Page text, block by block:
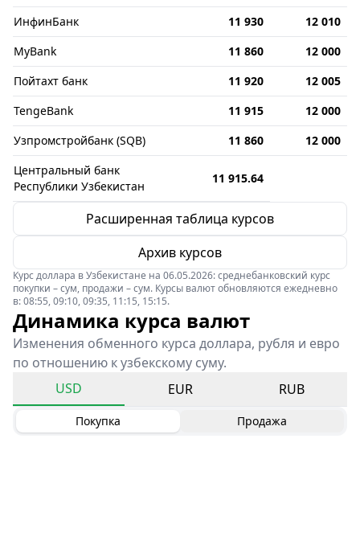
ИнфинБанк 11 930
12 010
MyBank
11 860
12 000
Пойтахт банк
11 920
12 005
TengeBank
11 915
12 000
Узпромстройбанк (SQB)
11 860
12 000
Центральный банк
Республики Узбекистан
11 915.64
Расширенная таблица курсов
Архив курсов
Курс доллара в Узбекистане на 06.05.2026: среднебанковский курс
покупки – сум, продажи – сум. Курсы валют обновляются ежедневно
в: 08:55, 09:10, 09:35, 11:15, 15:15.
Динамика курса валют
Изменения обменного курса доллара, рубля и евро
по отношению к узбекскому суму.
USD
EUR RUB
Покупка Продажа